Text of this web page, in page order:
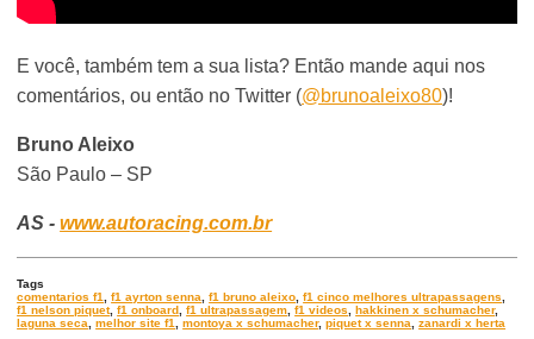
E você, também tem a sua lista? Então mande aqui nos
comentários, ou então no Twitter (@brunoaleixo80)!
Bruno Aleixo
São Paulo – SP
AS -www.autoracing.com.br
Tags
comentarios f1,f1 ayrton senna,f1 bruno aleixo,f1 cinco melhores ultrapassagens,
f1 nelson piquet,f1 onboard,f1 ultrapassagem,f1 videos,hakkinen x schumacher,
laguna seca,melhor site f1,montoya x schumacher,piquet x senna,zanardi x herta